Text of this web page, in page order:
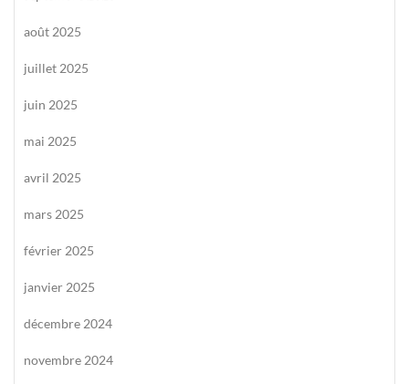
août 2025
juillet 2025
juin 2025
mai 2025
avril 2025
mars 2025
février 2025
janvier 2025
décembre 2024
novembre 2024